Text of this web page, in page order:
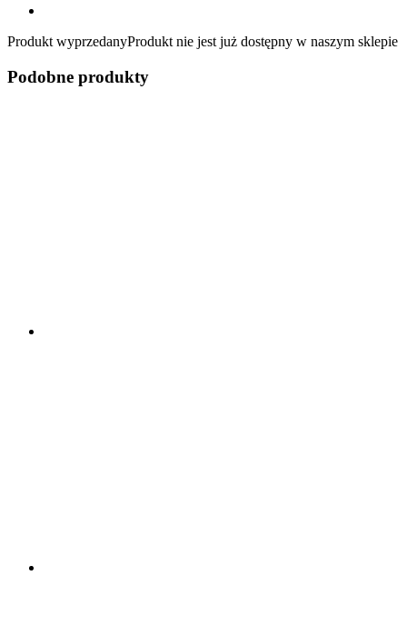
Produkt wyprzedanyProdukt nie jest już dostępny w naszym sklepie
Podobne produkty